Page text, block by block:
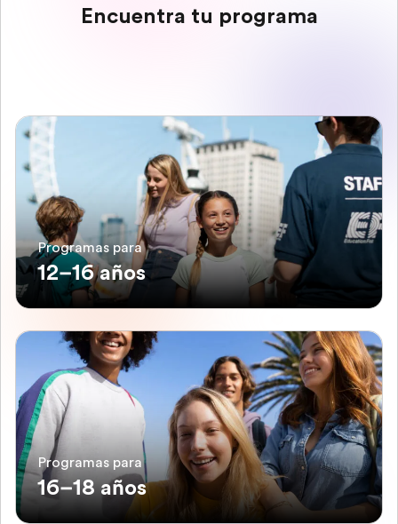
Encuentra tu programa
Programas para
12–16 años
Programas para
16–18 años